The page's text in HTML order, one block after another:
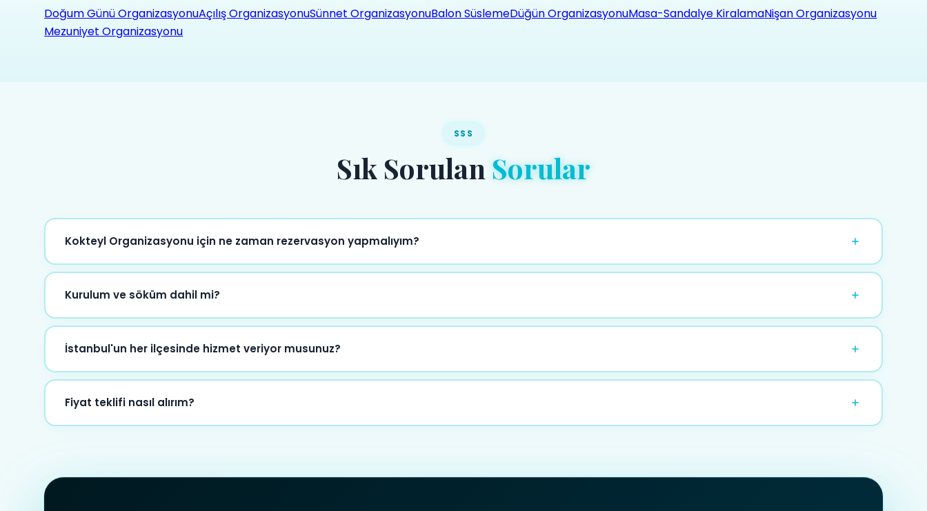
Doğum Günü OrganizasyonuAçılış OrganizasyonuSünnet OrganizasyonuBalon SüslemeDüğün OrganizasyonuMasa-Sandalye KiralamaNişan Organizasyonu
Mezuniyet Organizasyonu
SSS
Sık Sorulan Sorular
Kokteyl Organizasyonu için ne zaman rezervasyon yapmalıyım?
En az 5-7 gün öncesinden rezervasyon yapmanızı öneririz. Hafta sonu ve özel günler için 2-3 hafta öncesinden planlamanız idealdir. Son dakika talepleriniz için
de elimizden geleni yapıyoruz.
Kurulum ve söküm dahil mi?
Evet, tüm paketlerimizde kurulum ve söküm hizmeti dahildir. Ekibimiz belirlenen saatte gelir ve etkinlik sonrası her şeyi toplar.
İstanbul'un her ilçesinde hizmet veriyor musunuz?
Evet, İstanbul'un tüm ilçelerinde hizmet veriyoruz. Anadolu ve Avrupa yakasında, şehir içi tüm noktalarda profesyonel organizasyon sunuyoruz.
Fiyat teklifi nasıl alırım?